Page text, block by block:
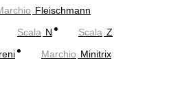
Fleischmann
Scala N Scala Z
Marchio Minitrix